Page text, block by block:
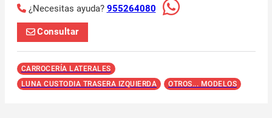
¿Necesitas ayuda? 955264080
Consultar
CARROCERÍA LATERALES
LUNA CUSTODIA TRASERA IZQUIERDA
OTROS... MODELOS